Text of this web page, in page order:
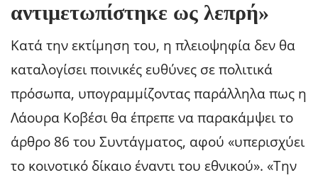
αντιμετωπίστηκε ως λεπρή»
Κατά την εκτίμηση του, η πλειοψηφία δεν θα
καταλογίσει ποινικές ευθύνες σε πολιτικά
πρόσωπα, υπογραμμίζοντας παράλληλα πως η
Λάουρα Κοβέσι θα έπρεπε να παρακάμψει το
άρθρο 86 του Συντάγματος, αφού «υπερισχύει
το κοινοτικό δίκαιο έναντι του εθνικού». «Την